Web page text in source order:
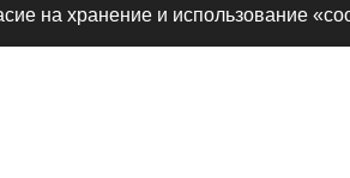
на хранение и использование
степень надежности